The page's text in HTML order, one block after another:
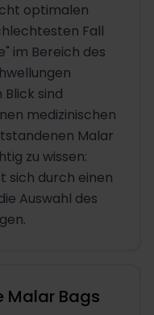
optimalen
Fall
im Bereich des
sind
medizinischen
Malar
zu wissen:
sich durch einen
Auswahl des
Malar Bags